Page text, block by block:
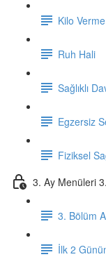
Kilo
Ruh Hali
Sağlıklı
Egzersiz
Fiziksel
3. Ay Menüleri
3. Bölüm
İlk 2